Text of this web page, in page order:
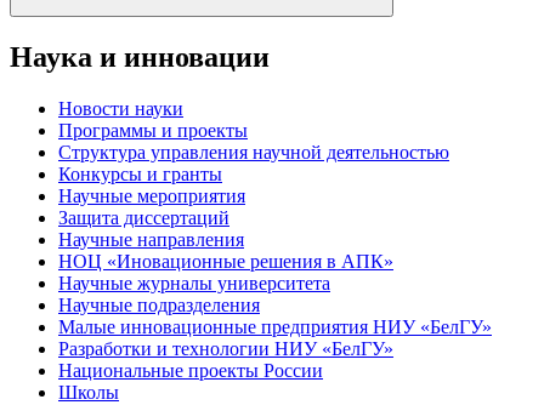
Наука и инновации
Новости науки
Программы и проекты
Структура управления научной деятельностью
Конкурсы и гранты
Научные мероприятия
Защита диссертаций
Научные направления
НОЦ «Иновационные решения в АПК»
Научные журналы университета
Научные подразделения
Малые инновационные предприятия НИУ «БелГУ»
Разработки и технологии НИУ «БелГУ»
Национальные проекты России
Школы